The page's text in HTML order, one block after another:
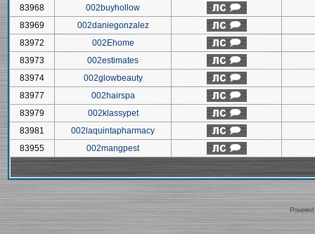
83968
002buyhollow
83969
002daniegonzalez
83972
002Ehome
83973
002estimates
83974
002glowbeauty
83977
002hairspa
83979
002klassypet
83981
002laquintapharmacy
83955
002mangpest